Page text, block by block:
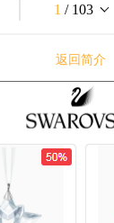
1 / 103
返回简介